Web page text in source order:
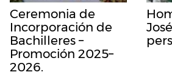
Ceremonia de
Incorporación de
Bachilleres –
Promoción 2025–
2026.